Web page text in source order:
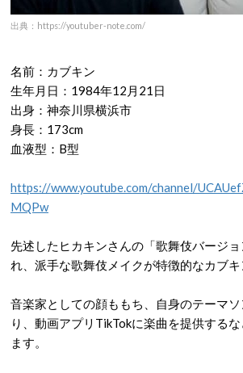
出典：https://youtuber-note.com/
名前：カブキン
生年月日： 1984年12 月 21 日
出身：神奈川県横浜市
身長： 173cm
血液型： B型
https://www.youtube.com/channel/
MQPw
先述したヒカキンさんの「歌舞伎バージ
れ、派手な歌舞伎メイクが特徴的なカブキ
音楽家としての顔ももち、自身のテーマ
り、動画アプリ TikTokに楽曲を提供する
ます。